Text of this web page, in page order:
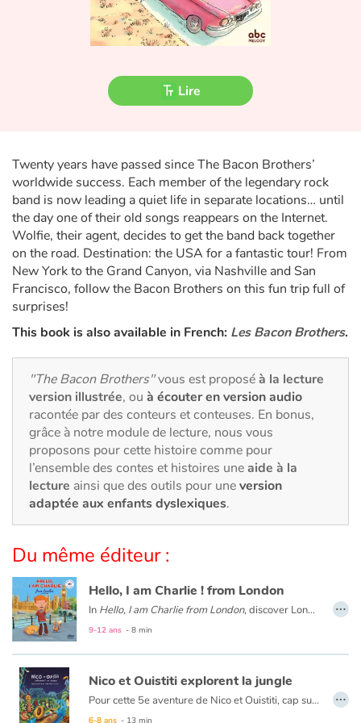
Fable, mythe, littérature et poésie
Princesses et princes, rois, reines et dragons
Ogres, monstres et sorcières
Écologie, nature, saisons
Les animaux
Voyage, épopée, enquête, aventure
Autour du monde
Apprentissage
Documentaires
En famille
Quotidien et loisirs
À l'école
Fêtes et évènements
Amour et amitié
Sujets de société
Émotions et sentiments
Lire
Twenty years have passed since The Bacon Brothers’
worldwide success. Each member of the legendary rock
band is now leading a quiet life in separate locations… until
the day one of their old songs reappears on the Internet.
Wolfie, their agent, decides to get the band back together
on the road. Destination: the USA for a fantastic tour! From
New York to the Grand Canyon, via Nashville and San
Francisco, follow the Bacon Brothers on this fun trip full of
surprises!
This book is also available in French: Les Bacon Brothers.
"The Bacon Brothers"vous est proposéà la lecture
version illustrée, ou à écouter en version audio
racontée par des conteurs et conteuses. En bonus,
grâce à notre module de lecture, nous vous
proposons pour cette histoire comme pour
l’ensemble des contes et histoires uneaide à la
lecture ainsi que des outils pour uneversion
adaptée aux enfants dyslexiques.
Du même éditeur :
Hello, I am Charlie ! from London
In Hello, I am Charlie from London, discover London with Charlie, an eight-year-old English boy. Meet his family and friends, visit his school and his city with Big Ben, double-decker buses, Buckingham Palace...
9-12 ans - 8 min
…
Nico et Ouistiti explorent la jungle
Pour cette 5e aventure de Nico et Ouistiti, cap sur la jungle ! À bord de leur magnifique barque à tête de lion tout juste terminée, nos deux intrépides explorateurs partent au Pays des Masques où, selon le cousin de Ouistiti, se prépare une grande fête. Mais dès leur arrivée dans la jungle, ils sont emmenés par un groupe d’hommes masqués et présentés au Grand Sorcier qui leur confie une mission, croyant avoir affaire à deux sorciers plus grands que lui : retrouver le Masque qui apporte la Pluie, tout juste volé par une terrible sorcière. Ni une ni deux, Nico et Ouistiti répondent présent même s’ils ont un peu la trouille…mais la grande fête aura bien lieu si toutefois ils rapportent le précieux sésame !
6-8 ans - 13 min
…